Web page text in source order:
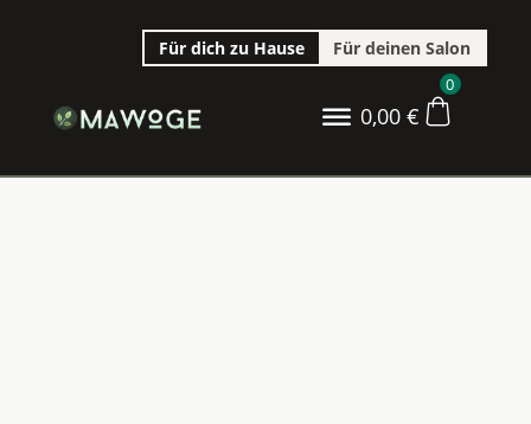
Für dich zu Hause Für deinen Salon
0,00 €
0